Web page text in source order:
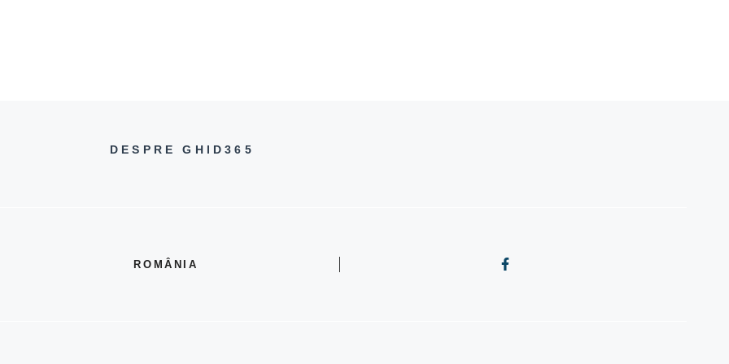
DESPRE GHID365
ROMÂNIA